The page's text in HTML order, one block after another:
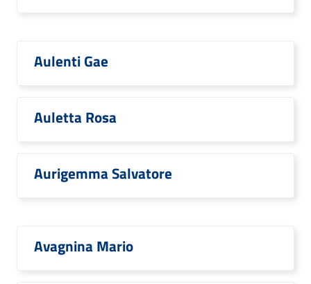
Aulenti Gae
Auletta Rosa
Aurigemma Salvatore
Avagnina Mario